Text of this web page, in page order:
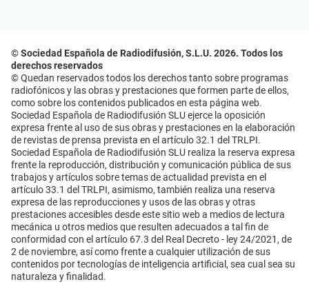
© Sociedad Española de Radiodifusión, S.L.U. 2026. Todos los
derechos reservados
© Quedan reservados todos los derechos tanto sobre programas
radiofónicos y las obras y prestaciones que formen parte de ellos,
como sobre los contenidos publicados en esta página web.
Sociedad Española de Radiodifusión SLU ejerce la oposición
expresa frente al uso de sus obras y prestaciones en la elaboración
de revistas de prensa prevista en el artículo 32.1 del TRLPI.
Sociedad Española de Radiodifusión SLU realiza la reserva expresa
frente la reproducción, distribución y comunicación pública de sus
trabajos y artículos sobre temas de actualidad prevista en el
artículo 33.1 del TRLPI, asimismo, también realiza una reserva
expresa de las reproducciones y usos de las obras y otras
prestaciones accesibles desde este sitio web a medios de lectura
mecánica u otros medios que resulten adecuados a tal fin de
conformidad con el artículo 67.3 del Real Decreto - ley 24/2021, de
2 de noviembre, así como frente a cualquier utilización de sus
contenidos por tecnologías de inteligencia artificial, sea cual sea su
naturaleza y finalidad.